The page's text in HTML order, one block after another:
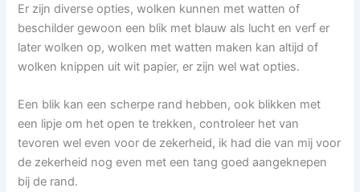
Er zijn diverse opties, wolken kunnen met watten of
beschilder gewoon een blik met blauw als lucht en verf er
later wolken op, wolken met watten maken kan altijd of
wolken knippen uit wit papier, er zijn wel wat opties.
Een blik kan een scherpe rand hebben, ook blikken met
een lipje om het open te trekken, controleer het van
tevoren wel even voor de zekerheid, ik had die van mij voor
de zekerheid nog even met een tang goed aangeknepen
bij de rand.